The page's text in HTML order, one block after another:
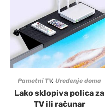
Pametni TV, Uređenje doma
Lako sklopiva polica za
TV iIi računar